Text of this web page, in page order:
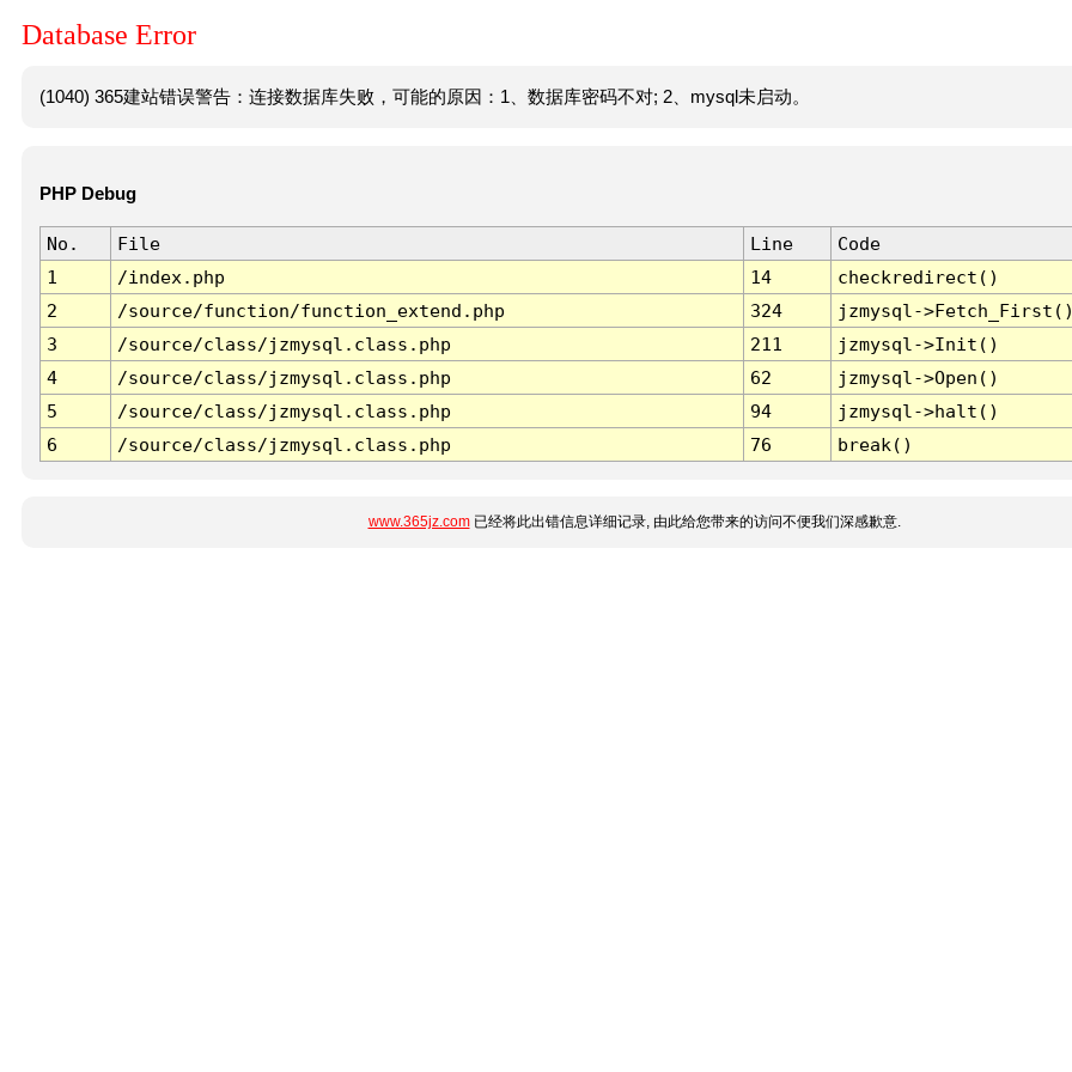
Database Error
(1040) 365建站错误警告：连接数据库失败，可能的原因：1、数据库密码不对; 2、mysql未启动。
PHP Debug
No. File Line
Code
1
/index.php 14
checkredirect()
2
/source/function/function_extend.php 324
jzmysql-
3
/source/class/jzmysql.class.php 211
jzmysql->Init()
4
/source/class/jzmysql.class.php 62
jzmysql->Open()
5
/source/class/jzmysql.class.php 94
jzmysql->halt()
6
/source/class/jzmysql.class.php 76 break()
www.365jz.com已经将此出错信息详细记录, 由此给您带来的访问不便我们深感歉意.